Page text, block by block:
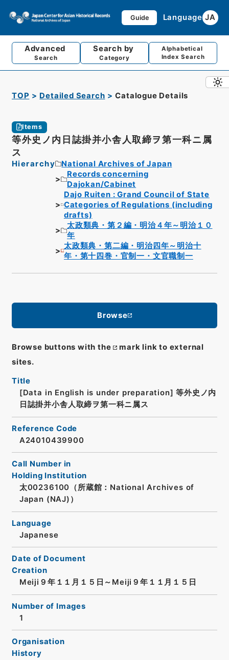
Guide Language JA
Advanced
Search
Search by
Category
Alphabetical
Index Search
TOP Detailed Search Catalogue Details
Items
等外史ノ内日誌掛并小舎人取締ヲ第一科ニ属
ス
Hierarchy
National Archives of Japan
Records concerning
Dajokan/Cabinet
Dajo Ruiten : Grand Council of State
Categories of Regulations (including
drafts)
太政類典・第２編・明治４年～明治１０
年
太政類典・第二編・明治四年～明治十
年・第十四巻・官制一・文官職制一
Browse
Browse buttons with the
mark link to external
sites.
Title
[Data in English is under preparation] 等外史ノ内
日誌掛并小舎人取締ヲ第一科ニ属ス
Reference Code
A24010439900
Call Number in
Holding Institution
太00236100（所蔵館：National Archives of
Japan (NAJ)）
Language
Japanese
Date of Document
Creation
Meiji９年１１月１５日～Meiji９年１１月１５日
Number of Images
1
Organisation
History